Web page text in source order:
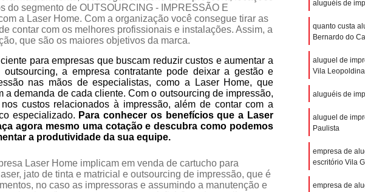
do segmento de OUTSOURCING - IMPRESSÃO E
a Laser Home. Com a organização você consegue tirar as
contar com os melhores profissionais e instalações. Assim, a
que são os maiores objetivos da marca.
para empresas que buscam reduzir custos e aumentar a
a empresa contratante pode deixar a gestão e
nas mãos de especialistas, como a Laser Home, que
demanda de cada cliente. Com o outsourcing de impressão,
custos relacionados à impressão, além de contar com a
especializado. Para conhecer os benefícios que a Laser
agora mesmo uma cotação e descubra como podemos
a produtividade da sua equipe.
Laser Home implicam em venda de cartucho para
jato de tinta e matricial e outsourcing de impressão, que é
no caso as impressoras e assumindo a manutenção e
aluguéis de
quanto custa
Bernardo do
aluguel de
Vila Leopoldina
aluguéis de
aluguel de
Paulista
empresa de
escritório Vila
empresa de